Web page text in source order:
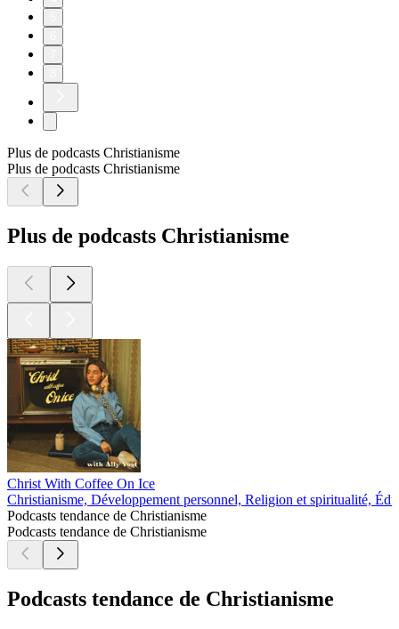
Plus de podcasts Christianisme
Plus de podcasts Christianisme
Plus de podcasts Christianisme
Christ With Coffee On Ice
Christianisme, Développement personnel, Religion et spiritualité,
Podcasts tendance de Christianisme
Podcasts tendance de Christianisme
Podcasts tendance de Christianisme